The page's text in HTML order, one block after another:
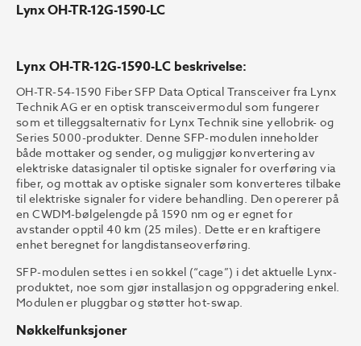
Lynx OH-TR-12G-1590-LC
Lynx OH-TR-12G-1590-LC beskrivelse:
OH-TR-54-1590 Fiber SFP Data Optical Transceiver fra Lynx
Technik AG er en optisk transceivermodul som fungerer
som et tilleggsalternativ for Lynx Technik sine yellobrik- og
Series 5000-produkter. Denne SFP-modulen inneholder
både mottaker og sender, og muliggjør konvertering av
elektriske datasignaler til optiske signaler for overføring via
fiber, og mottak av optiske signaler som konverteres tilbake
til elektriske signaler for videre behandling. Den opererer på
en CWDM-bølgelengde på 1590 nm og er egnet for
avstander opptil 40 km (25 miles). Dette er en kraftigere
enhet beregnet for langdistanseoverføring.
SFP-modulen settes i en sokkel (“cage”) i det aktuelle Lynx-
produktet, noe som gjør installasjon og oppgradering enkel.
Modulen er pluggbar og støtter hot-swap.
Nøkkelfunksjoner